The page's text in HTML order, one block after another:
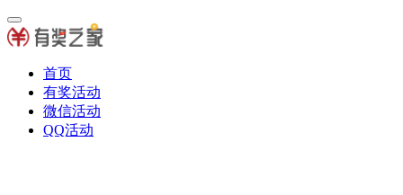
首页
有奖活动
微信活动
QQ活动